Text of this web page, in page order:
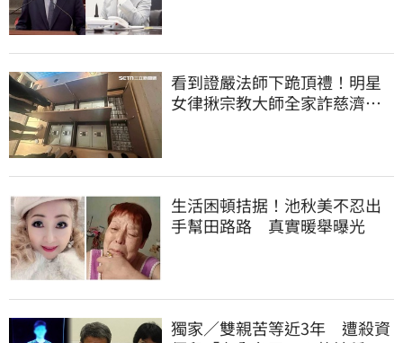
看到證嚴法師下跪頂禮！明星
女律揪宗教大師全家詐慈濟…
生活困頓拮据！池秋美不忍出
手幫田路路 真實暖舉曝光
獨家／雙親苦等近3年 遭殺資